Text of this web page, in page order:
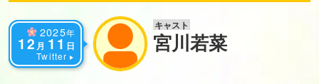
2025年
12 月 11 日
Twitter
キャスト
宮川若菜